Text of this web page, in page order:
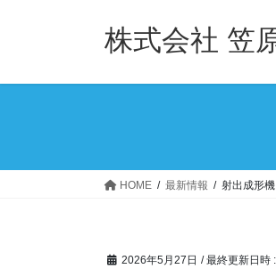
株式会社 笠
HOME 最新情報 射出成形
2026年5月27日 / 最終更新日時 :